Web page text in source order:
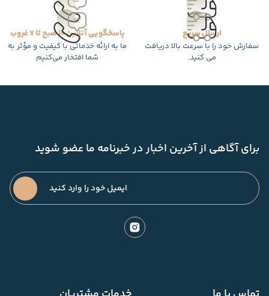
ارسال سریع
سفارش خود را با سرعت بالا دریافت
می کنید.
پاسخگویی آنلاین 10 صبح تا 7 غروب
ما به ارائه خدماتی با کیفیت و مؤثر به
شما افتخار می‌کنیم
برای آگاهی از آخرین اخبار در خبرنامه ما عضو شوید